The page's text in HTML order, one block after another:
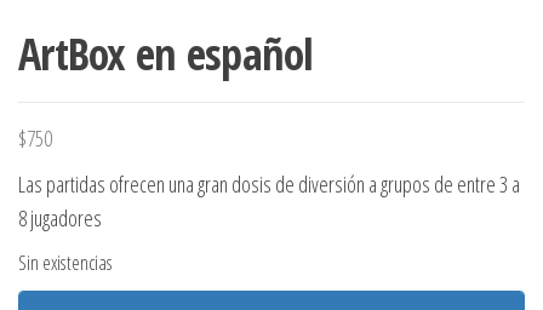
ArtBox en español
$750
Las partidas ofrecen una gran dosis de diversión a grupos de entre 3 a
8 jugadores
Sin existencias